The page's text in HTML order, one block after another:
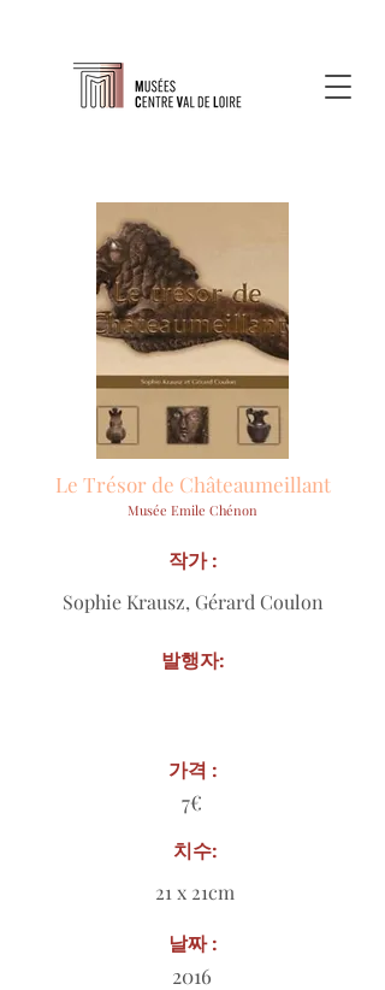
Le Trésor de Châteaumeillant
Musée Emile Chénon
Sophie Krausz, Gérard Coulon
작가 :
발행자:
가격 :
7€
치수:
21 x 21cm
날짜 :
2016